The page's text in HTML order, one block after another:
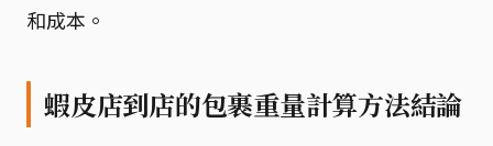
和成本。
蝦皮店到店的包裹重量計算方法結論